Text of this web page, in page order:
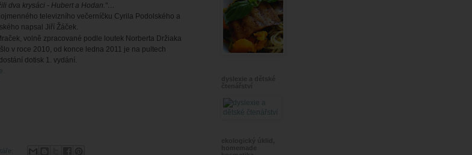
dva krysáci - Hubert a Hodan.“…
televizního večerníčku Cyrila Podolského a
napsal Jiří Žáček.
volně zpracované podle loutek Norberta Držiaka
v roce 2010, od konce ledna 2011 je na pultech
dotisk 1. vydání.